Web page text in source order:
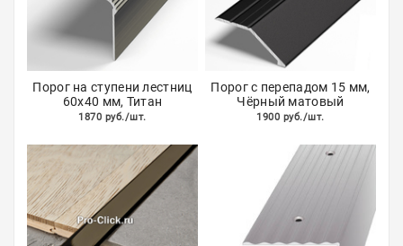
Порог на ступени лестниц
60х40 мм, Титан
1870 руб./шт.
Порог с перепадом 15 мм,
Чёрный матовый
1900 руб./шт.